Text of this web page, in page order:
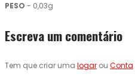
PESO - 0,03g
Escreva um comentário
Tem que criar uma logar ou Conta